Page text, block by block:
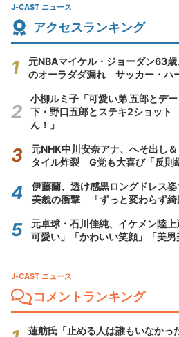
J-CAST ニュース
アクセスランキング
元NBAマイケル・ジョーダン63
のオーラダダ漏れ サッカー・ハ
小柳ルミ子「可愛い弟 五郎とデ
下・野口五郎とステキ2ショッ
ん！」
元NHK中川安奈アナ、へそ出し
タイル炸裂 G党も大喜び「反則
伊藤蘭、透け感黒ロングドレス
美貌の衝撃 「ずっと変わらず綺
元卓球・石川佳純、イケメン陸
可愛い」「かわいい笑顔」「美男
J-CAST ニュース
コメントランキング
蓮舫氏「止める人は誰もいなかっ